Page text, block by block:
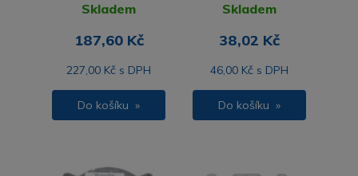
Skladem
187,60 Kč
227,00 Kč s DPH
Do košíku »
Skladem
38,02 Kč
46,00 Kč s DPH
Do košíku »